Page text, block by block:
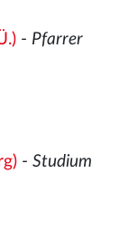
- Pfarrer
- Studium